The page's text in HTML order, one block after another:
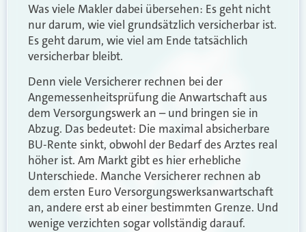
Was viele Makler dabei übersehen: Es geht nicht
nur darum, wie viel grundsätzlich versicherbar ist.
Es geht darum, wie viel am Ende tatsächlich
versicherbar bleibt.
Denn viele Versicherer rechnen bei der
Angemessenheitsprüfung die Anwartschaft aus
dem Versorgungswerk an – und bringen sie in
Abzug. Das bedeutet: Die maximal absicherbare
BU-Rente sinkt, obwohl der Bedarf des Arztes real
höher ist. Am Markt gibt es hier erhebliche
Unterschiede. Manche Versicherer rechnen ab
dem ersten Euro Versorgungswerksanwartschaft
an, andere erst ab einer bestimmten Grenze. Und
wenige verzichten sogar vollständig darauf.